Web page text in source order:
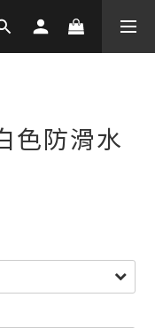
色防滑水